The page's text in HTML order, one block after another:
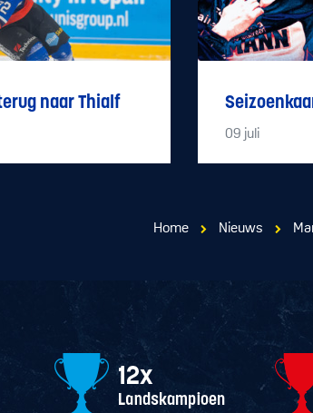
naar Thialf
09 juli
Home Nieuws